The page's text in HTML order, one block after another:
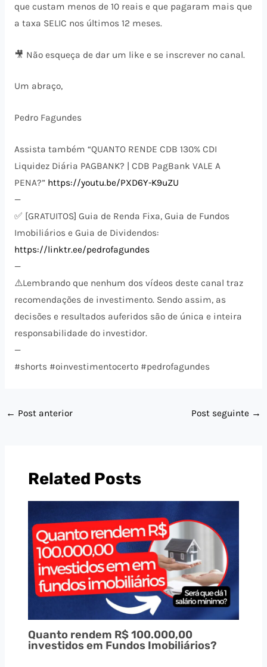
que custam menos de 10 reais e que pagaram mais que
a taxa SELIC nos últimos 12 meses.
🎥 Não esqueça de dar um like e se inscrever no canal.
Um abraço,
Pedro Fagundes
Assista também “QUANTO RENDE CDB 130% CDI
Liquidez Diária PAGBANK? | CDB PagBank VALE A
PENA?” https://youtu.be/PXD6Y-K9uZU
—
✅ [GRATUITOS] Guia de Renda Fixa, Guia de Fundos
Imobiliários e Guia de Dividendos:
https://linktr.ee/pedrofagundes
—
⚠️​Lembrando que nenhum dos vídeos deste canal traz
recomendações de investimento. Sendo assim, as
decisões e resultados auferidos são de única e inteira
responsabilidade do investidor.
—
#shorts #oinvestimentocerto #pedrofagundes
← Post anterior Post seguinte →
Related Posts
Quanto rendem R$ 100.000,00
investidos em Fundos Imobiliários?